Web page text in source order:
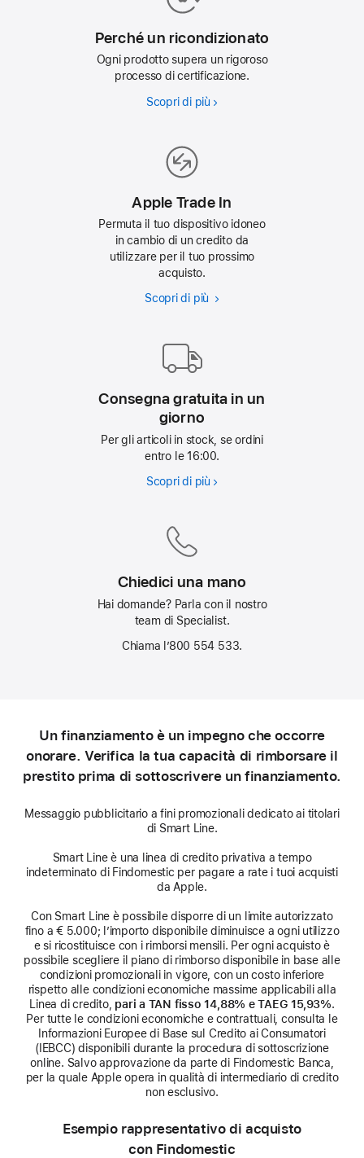
Perché un ricondizionato
Ogni prodotto supera un rigoroso
processo di certificazione.
Scopri di più Perché
Apple Trade In
Permuta il tuo dispositivo idoneo
in cambio di un credito da
utilizzare per il tuo prossimo
acquisto.
Scopri di più Apple
Consegna gratuita in un
giorno
Per gli articoli in stock, se ordini
entro le 16:00.
Scopri di più Consegna
Chiedici una mano
Hai domande? Parla con il nostro
team di Specialist.
Chiama l’800 554 533.
Un finanziamento è un impegno che occorre
onorare. Verifica la tua capacità di rimborsare il
prestito prima di sottoscrivere un finanziamento.
Messaggio pubblicitario a fini promozionali dedicato ai titolari
di Smart Line.
Smart Line è una linea di credito privativa a tempo
indeterminato di Findomestic per pagare a rate i tuoi acquisti
da Apple.
Con Smart Line è possibile disporre di un limite autorizzato
fino a € 5.000; l’importo disponibile diminuisce a ogni utilizzo
e si ricostituisce con i rimborsi mensili. Per ogni acquisto è
possibile scegliere il piano di rimborso disponibile in base alle
condizioni promozionali in vigore, con un costo inferiore
rispetto alle condizioni economiche massime applicabili alla
Linea di credito, pari a TAN fisso 14,88% e TAEG 15,93%.
Per tutte le condizioni economiche e contrattuali, consulta le
Informazioni Europee di Base sul Credito ai Consumatori
(IEBCC) disponibili durante la procedura di sottoscrizione
online. Salvo approvazione da parte di Findomestic Banca,
per la quale Apple opera in qualità di intermediario di credito
non esclusivo.
Esempio rappresentativo di acquisto
con Findomestic